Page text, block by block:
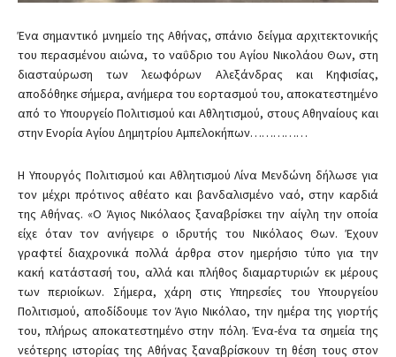
​Ένα σημαντικό μνημείο της Αθήνας, σπάνιο δείγμα αρχιτεκτονικής
του περασμένου αιώνα, το ναΰδριο του Αγίου Νικολάου Θων, στη
διασταύρωση των λεωφόρων Αλεξάνδρας και Κηφισίας,
αποδόθηκε σήμερα, ανήμερα του εορτασμού του, αποκατεστημένο
από το Υπουργείο Πολιτισμού και Αθλητισμού, στους Αθηναίους και
στην Ενορία Αγίου Δημητρίου Αμπελοκήπων……………
Η Υπουργός Πολιτισμού και Αθλητισμού Λίνα Μενδώνη δήλωσε για
τον μέχρι πρότινος αθέατο και βανδαλισμένο ναό, στην καρδιά
της Αθήνας. «Ο Άγιος Νικόλαος ξαναβρίσκει την αίγλη την οποία
είχε όταν τον ανήγειρε ο ιδρυτής του Νικόλαος Θων. Έχουν
γραφτεί διαχρονικά πολλά άρθρα στον ημερήσιο τύπο για την
κακή κατάστασή του, αλλά και πλήθος διαμαρτυριών εκ μέρους
των περιοίκων. Σήμερα, χάρη στις Υπηρεσίες του Υπουργείου
Πολιτισμού, αποδίδουμε τον Άγιο Νικόλαο, την ημέρα της γιορτής
του, πλήρως αποκατεστημένο στην πόλη. Ένα-ένα τα σημεία της
νεότερης ιστορίας της Αθήνας ξαναβρίσκουν τη θέση τους στον